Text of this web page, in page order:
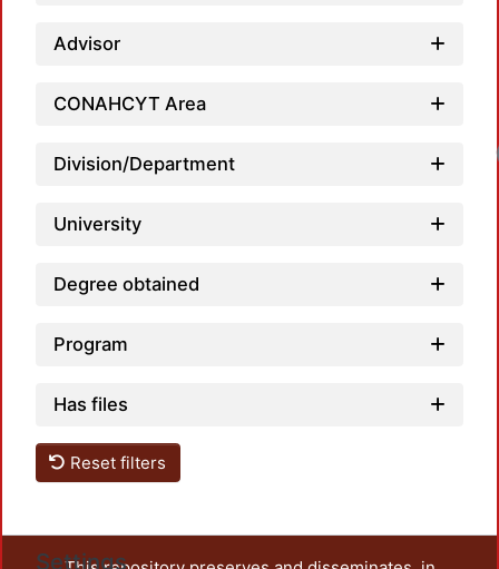
Advisor
CONAHCYT Area
Division/Department
University
Degree obtained
Program
Has files
Reset filters
Settings